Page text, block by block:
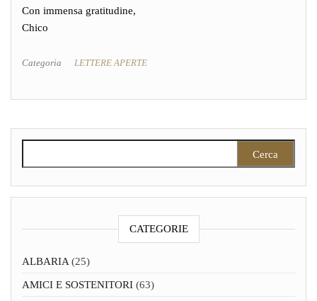
Con immensa gratitudine,
Chico
Categoria LETTERE APERTE
CATEGORIE
ALBARIA(25)
AMICI E SOSTENITORI (63)